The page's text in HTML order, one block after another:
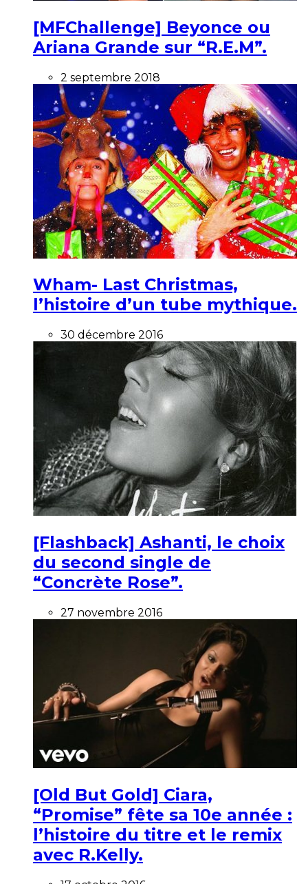
[MFChallenge] Beyonce ou
Ariana Grande sur “R.E.M”.
2 septembre 2018
Wham- Last Christmas,
l’histoire d’un tube mythique.
30 décembre 2016
[Flashback] Ashanti, le choix
du second single de
“Concrète Rose”.
27 novembre 2016
[Old But Gold] Ciara,
“Promise” fête sa 10e année :
l’histoire du titre et le remix
avec R.Kelly.